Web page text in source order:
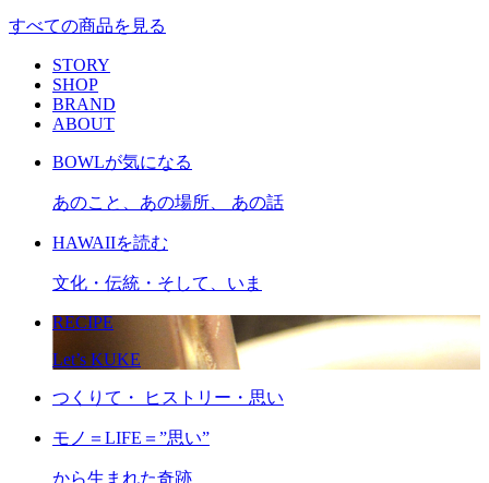
すべての商品を見る
STORY
SHOP
BRAND
ABOUT
BOWLが気になる
あのこと、あの場所、 あの話
HAWAIIを読む
文化・伝統・そして、いま
RECIPE
Let’s KUKE
つくりて・ ヒストリー・思い
モノ＝LIFE＝”思い”
から生まれた奇跡